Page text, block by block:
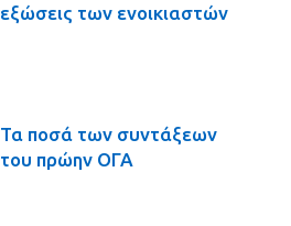
εξώσεις των ενοικιαστών
Τα ποσά των συντάξεων
του πρώην ΟΓΑ